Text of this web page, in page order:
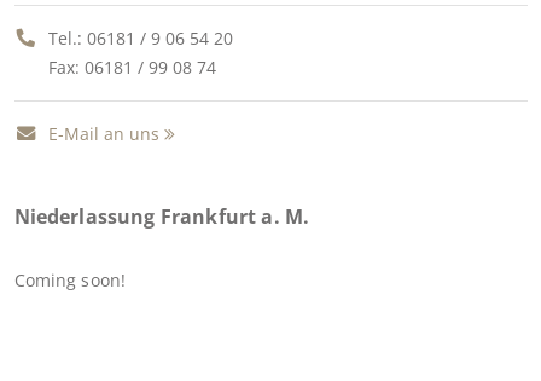
Tel.: 06181 / 9 06 54 20
Fax: 06181 / 99 08 74
E-Mail an uns
Niederlassung Frankfurt a. M.
Coming soon!